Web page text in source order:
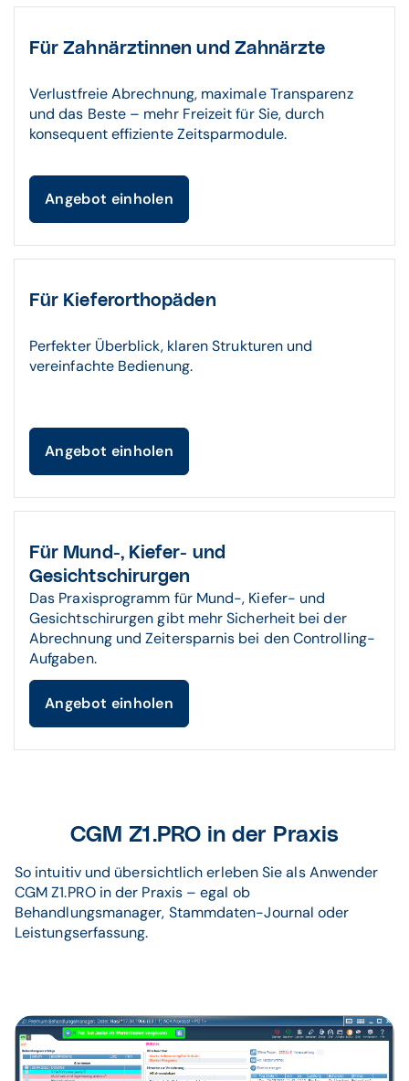
Für Zahnärztinnen und Zahnärzte
Verlustfreie Abrechnung, maximale Transparenz
und das Beste – mehr Freizeit für Sie, durch
konsequent effiziente Zeitsparmodule.
Angebot einholen
Für Kieferorthopäden
Perfekter Überblick, klaren Strukturen und
vereinfachte Bedienung.
Angebot einholen
Für Mund-, Kiefer- und
Gesichtschirurgen
Das Praxisprogramm für Mund-, Kiefer- und
Gesichtschirurgen gibt mehr Sicherheit bei der
Abrechnung und Zeitersparnis bei den Controlling-
Aufgaben.
Angebot einholen
CGM Z1.PRO in der Praxis
So intuitiv und übersichtlich erleben Sie als Anwender
CGM Z1.PRO in der Praxis – egal ob
Behandlungsmanager, Stammdaten-Journal oder
Leistungserfassung.